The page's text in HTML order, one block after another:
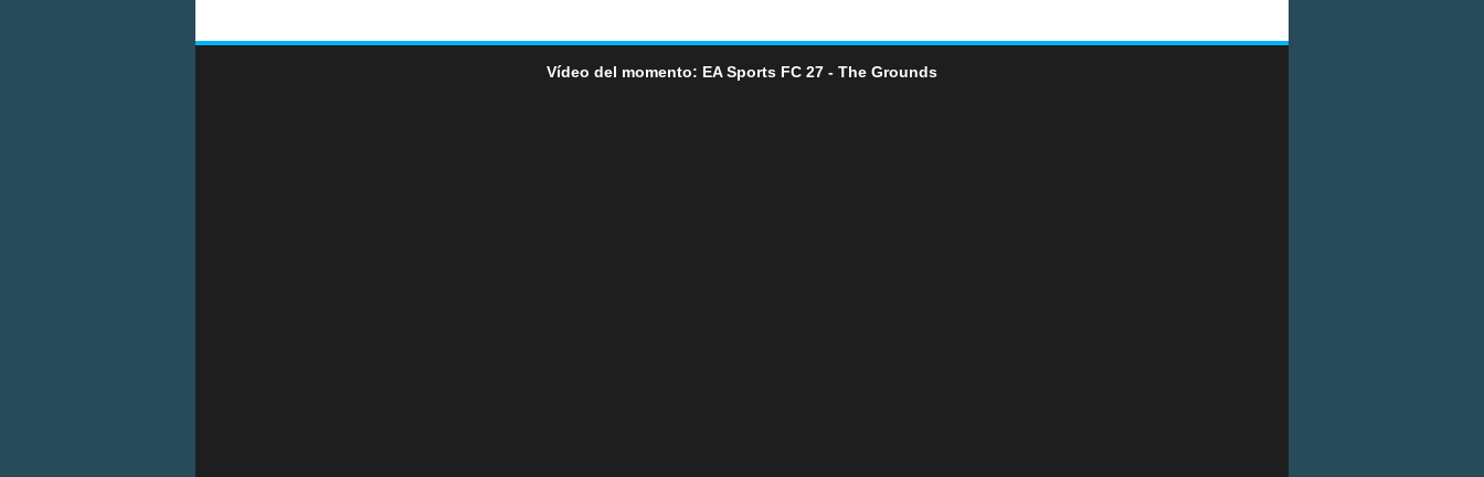
Vídeo del momento: EA Sports FC 27 - The Grounds